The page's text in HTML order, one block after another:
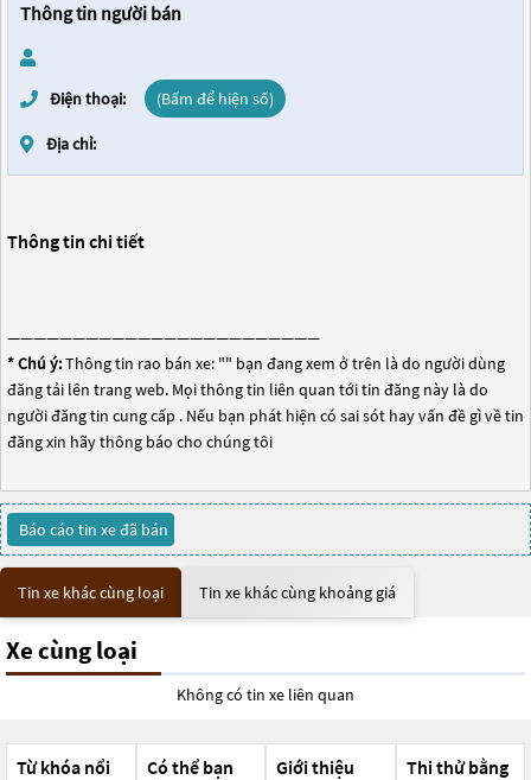
Thông tin người bán
Điện thoại: (Bấm để hiện số)
Địa chỉ:
Thông tin chi tiết
————————————————————————
* Chú ý:Thông tin rao bán xe: "" bạn đang xem ở trên là do người dùng
đăng tải lên trang web. Mọi thông tin liên quan tới tin đăng này là do
người đăng tin cung cấp . Nếu bạn phát hiện có sai sót hay vấn đề gì về tin
đăng xin hãy thông báo cho chúng tôi
Báo cáo tin xe đã bán
Tin xe khác cùng loại Tin xe khác cùng khoảng giá
Xe cùng loại
Không có tin xe liên quan
Từ khóa nổi
Có thể bạn
Giới thiệu
Thi thử bằng